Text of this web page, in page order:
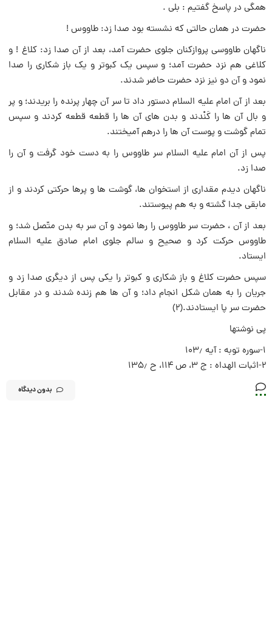
همگى در پاسخ گفتیم : بلى .
حضرت در همان حالتى که نشسته بود صدا زد: طاووس !
ناگهان طاووسى پروازکنان جلوى حضرت آمد، بعد از آن صدا زد: کلاغ ! و
کلاغى هم نزد حضرت آمد؛ و سپس یک کبوتر و یک باز شکارى را صدا
نمود و آن دو نیز نزد حضرت حاضر شدند.
بعد از آن امام علیه السلام دستور داد تا سر آن چهار پرنده را بریدند؛ و پر
و بال آن ها را کَنْدند و بدن هاى آن ها را قطعه قطعه کردند و سپس
تمام گوشت و پوست آن ها را درهم آمیختند.
پس از آن امام علیه السلام سر طاووس را به دست خود گرفت و آن را
صدا زد.
ناگهان دیدم مقدارى از استخوان ها، گوشت ها و پرها حرکتى کردند و از
مابقى جدا گشته و به هم پیوستند.
بعد از آن ، حضرت سر طاووس را رها نمود و آن سر به بدن متّصل شد؛ و
طاووس حرکت کرد و صحیح و سالم جلوى امام صادق علیه السلام
ایستاد.
سپس حضرت کلاغ و باز شکارى و کبوتر را یکى پس از دیگرى صدا زد و
جریان را به همان شکل انجام داد؛ و آن ها هم زنده شدند و در مقابل
حضرت سر پا ایستادند.(۲)
پی نوشتها
۱-سوره توبه : آیه ۱۰۳٫
۲-اثبات الهداه : ج ۳، ص ۱۱۴، ح ۱۳۵٫
بدون دیدگاه